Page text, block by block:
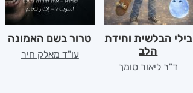
בילי הבלשית וחידת
הלב
ד"ר ליאור סומך
טרור בשם האמונה
עו"ד מאלק חיר